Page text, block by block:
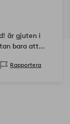
är gjuten i
bara att
Rapportera